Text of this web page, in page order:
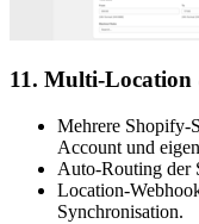
11. Multi-
Mehrere Shopify-
Account und
Auto-Routing der
Location-
Synchronisation.